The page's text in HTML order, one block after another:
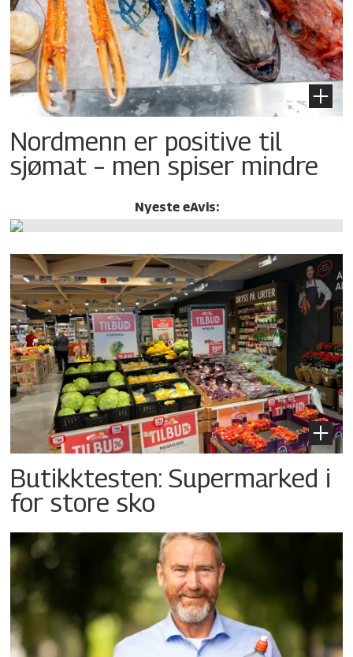
Nordmenn er positive til
sjømat – men spiser mindre
Nyeste eAvis:
Butikktesten: Supermarked i
for store sko